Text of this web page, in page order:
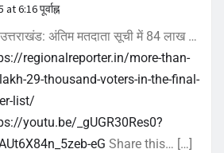
at 6:16 पूर्वाह्न
अंतिम मतदाता सूची में 84 लाख …
regionalreporter.in/more-than-
29-thousand-voters-in-the-final-
list/
youtu.be/_gUGR30Res0?
eG Share this… […]